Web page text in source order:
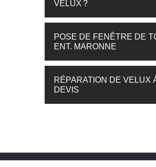
VELUX ?
POSE DE FENÊTRE DE
ENT. MARONNE
RÉPARATION DE VELUX
DEVIS